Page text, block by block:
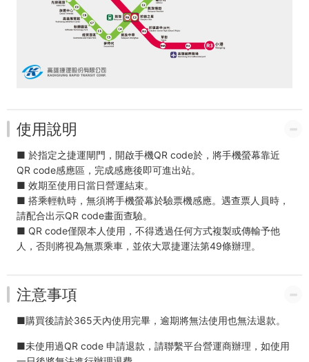
使用說明
■ 於指定之捷運閘門，開啟手機QR code於，將手機螢幕靠近
QR code感應區，完成感應後即可進出站。
■ 效期至使用日當日營運結束。
■ 搭乘輕軌時，無須將手機螢幕於驗票機感應。遇查票人員時，
請配合出示QR code畫面查驗。
■ QR code僅限本人使用，不得透過任何方式複製或傳輸予他
人，否則將視為無票乘車，並依大眾捷運法第49條辦理。
注意事項
■購買後請於365天內使用完畢，逾期將無法使用也無法退款。
■未使用過QR code 申請退款，請聯繫平台營運商辦理，如使用